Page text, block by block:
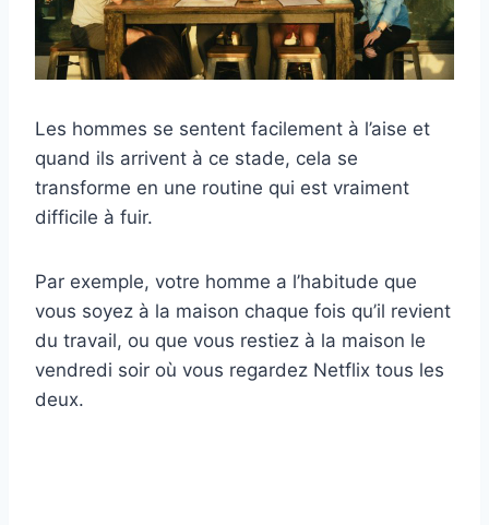
Les hommes se sentent facilement à l’aise et
quand ils arrivent à ce stade, cela se
transforme en une routine qui est vraiment
difficile à fuir.
Par exemple, votre homme a l’habitude que
vous soyez à la maison chaque fois qu’il revient
du travail, ou que vous restiez à la maison le
vendredi soir où vous regardez Netflix tous les
deux.